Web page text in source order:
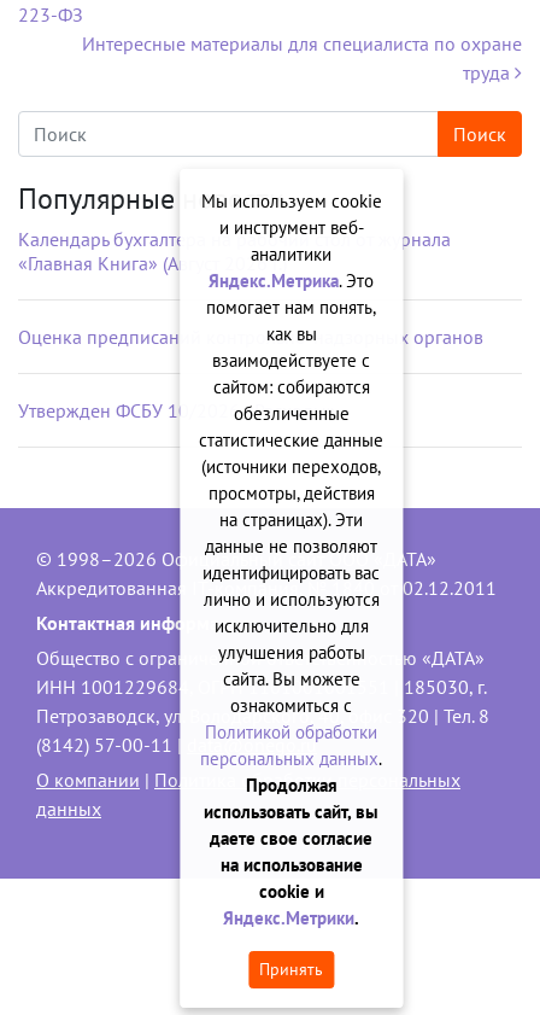
223-ФЗ
Интересные материалы для специалиста по охране
труда
Популярные новости
Календарь бухгалтера на рабочий стол от журнала
«Главная Книга» (Август 2026 г.)
Оценка предписаний контрольно-надзорных органов
Утвержден ФСБУ 10/2026 «Расходы»
© 1998–2026 Официальный сайт ООО «ДАТА»
Аккредитованная IT-компания, № 1840 от 02.12.2011
Контактная информация:
Общество с ограниченной ответственностью «ДАТА»
ИНН 1001229684, ОГРН 1101001001551 | 185030, г.
Петрозаводск, ул. Володарского, 40, офис 320 | Тел. 8
(8142) 57-00-11 |
data@onego.ru
О компании | Политика обработки персональных
данных
Мы используем cookie
и инструмент веб-
аналитики
Яндекс.Метрика. Это
помогает нам понять,
как вы
взаимодействуете с
сайтом: собираются
обезличенные
статистические данные
(источники переходов,
просмотры, действия
на страницах). Эти
данные не позволяют
идентифицировать вас
лично и используются
исключительно для
улучшения работы
сайта. Вы можете
ознакомиться с
Политикой обработки
персональных данных.
Продолжая
использовать сайт, вы
даете свое согласие
на использование
cookie и
Яндекс.Метрики.
Принять